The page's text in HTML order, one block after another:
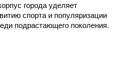
города уделяет
спорта и популяризации
подрастающего поколения.